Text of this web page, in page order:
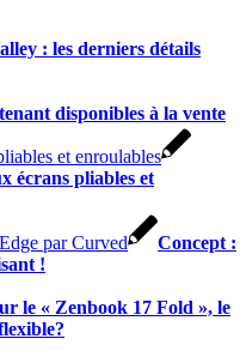
: les derniers détails
disponibles à la vente
écrans pliables et
Concept :
!
le « Zenbook 17 Fold », le